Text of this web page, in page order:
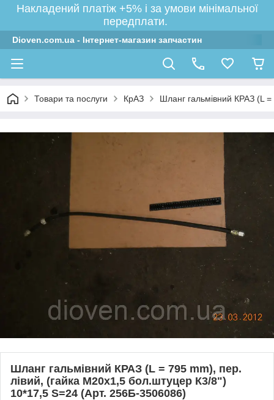
Накладений платіж +5% і за умови мінімальної
передплати.
Dioven.com.ua - Інтернет-магазин запчастин
Товари та послуги КрАЗ Шланг гальмівний КРАЗ (L
Шланг гальмівний КРАЗ (L = 795 mm), пер.
лівий, (гайка М20х1,5 бол.штуцер К3/8")
10*17,5 S=24 (Арт. 256Б-3506086)